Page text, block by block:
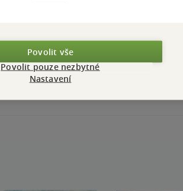
Přidat hodnocení
Povolit vše
Povolit pouze nezbytné
Nastavení